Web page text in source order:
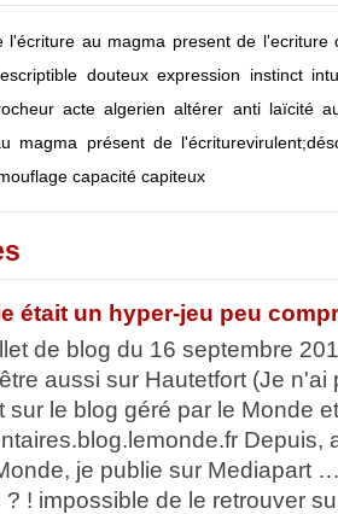
l'écriture au magma present de l'ecriture
douteux expression instinct
acte algerien altérer anti laïcité
magma présent de
capacité capiteux
était un hyper-jeu peu
de blog du 16 septembre
aussi sur Hautetfort (Je n'ai
sur le blog géré par le Monde
Depuis,
je publie sur Mediapart
! impossible de le retrouver